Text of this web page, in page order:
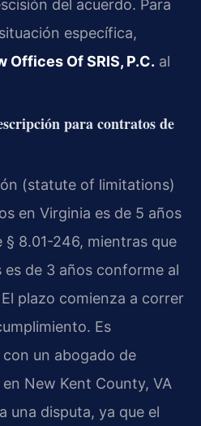
del acuerdo. Para
específica,
Offices Of SRIS, P.C. al
para contratos de
(statute of limitations)
en Virginia es de 5 años
§ 8.01-246, mientras que
de 3 años conforme al
plazo comienza a correr
Es
un abogado de
New Kent County, VA
una disputa, ya que el